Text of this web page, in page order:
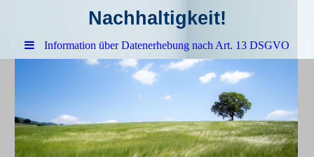
Nachhaltigkeit!
Information über Datenerhebung nach Art. 13 DSGVO